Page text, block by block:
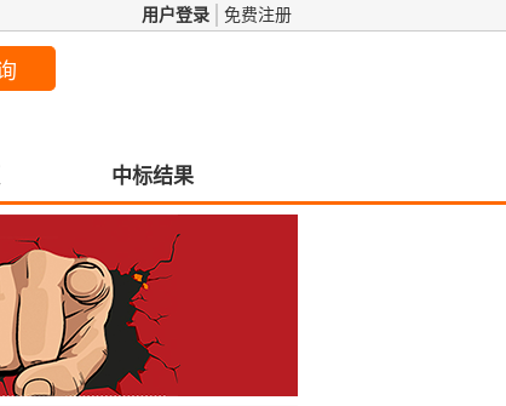
用户登录 免费注册
中标结果